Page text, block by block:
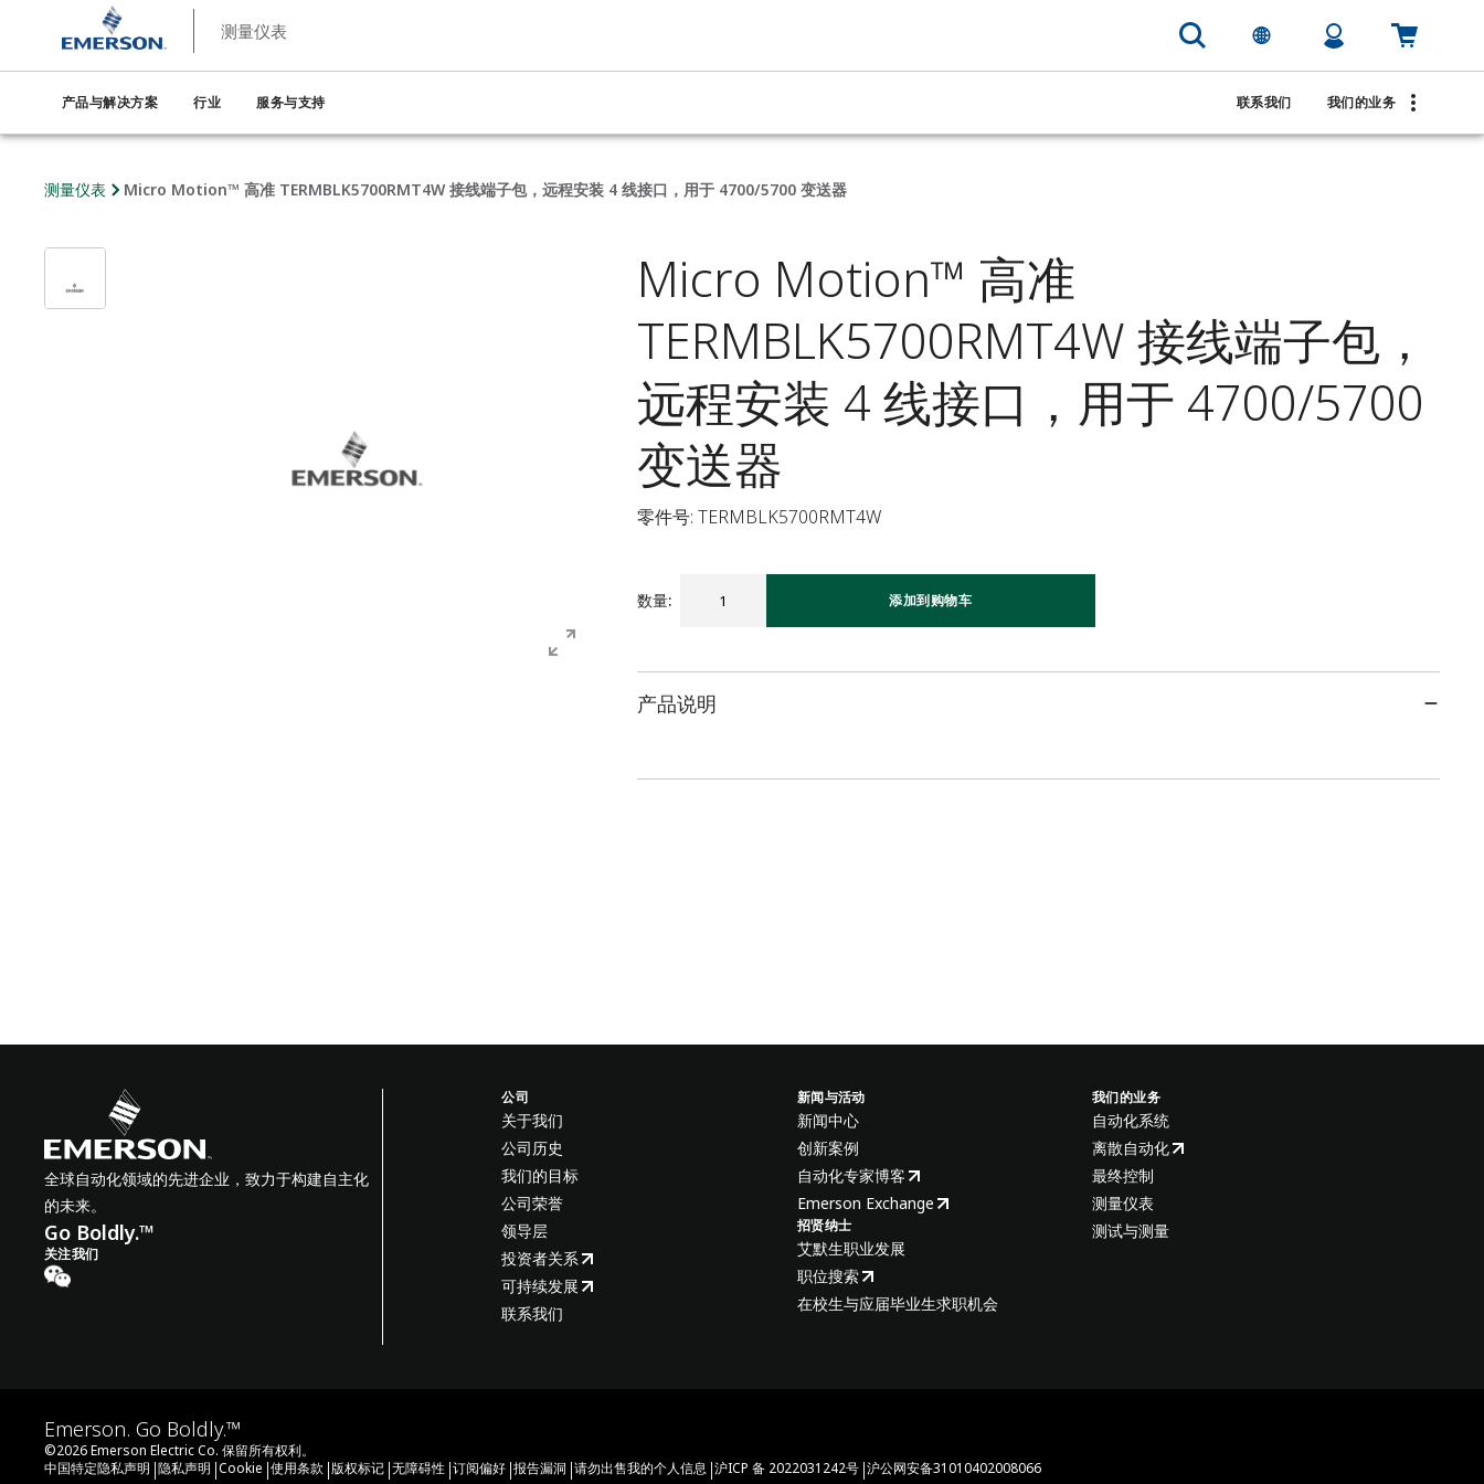
测量仪表
产品与解决方案 行业 服务与支持 联系我们 我们的业务
测量仪表 Micro Motion™ 高准 TERMBLK5700RMT4W 接线端子包，远程安装 4 线接口，用于 4700/5700 变送器
Micro Motion™ 高准
TERMBLK5700RMT4W 接线端子包，
远程安装 4 线接口，用于 4700/5700
变送器
零件号: TERMBLK5700RMT4W
数量: 添加到购物车
产品说明
全球自动化领域的先进企业，致力于构建自主化
的未来。
Go Boldly.™
关注我们
公司
关于我们
公司历史
我们的目标
公司荣誉
领导层
投资者关系
可持续发展
联系我们
新闻与活动
新闻中心
创新案例
自动化专家博客
Emerson Exchange
招贤纳士
艾默生职业发展
职位搜索
在校生与应届毕业生求职机会
我们的业务
自动化系统
离散自动化
最终控制
测量仪表
测试与测量
Emerson. Go Boldly.™
©2026Emerson Electric Co. 保留所有权利。
中国特定隐私声明 |隐私声明 |Cookie |使用条款 |版权标记 |无障碍性 |订阅偏好 |报告漏洞 |请勿出售我的个人信息 |沪ICP 备 2022031242号 |沪公网安备31010402008066